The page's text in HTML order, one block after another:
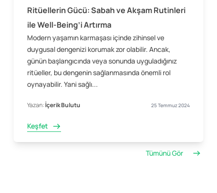
Ritüellerin Gücü: Sabah ve Akşam Rutinleri
ile Well-Being’i Artırma
Modern yaşamın karmaşası içinde zihinsel ve
duygusal dengenizi korumak zor olabilir. Ancak,
günün başlangıcında veya sonunda uyguladığınız
ritüeller, bu dengenin sağlanmasında önemli rol
oynayabilir. Yani sağlı...
Yazan:İçerik Bulutu 25 Temmuz 2024
Keşfet
Tümünü Gör